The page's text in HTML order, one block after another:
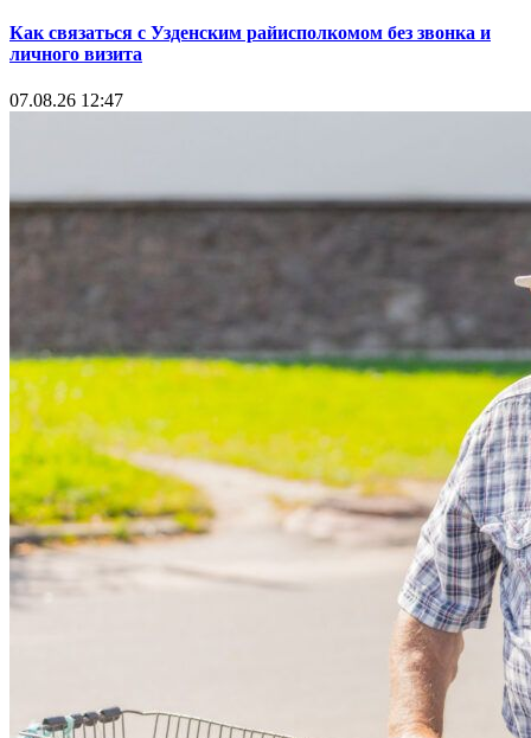
Как связаться с Узденским райисполкомом без звонка и
личного визита
07.08.26 12:47